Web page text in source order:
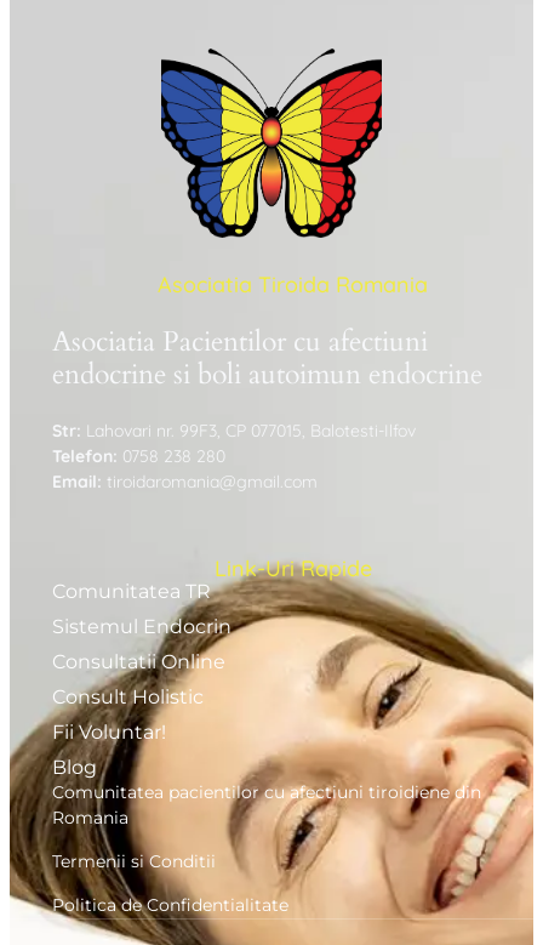
Asociatia Tiroida Romania
Asociatia Pacientilor cu afectiuni
endocrine si boli autoimun endocrine
Str: Lahovari nr. 99F3, CP 077015, Balotesti-Ilfov
Telefon: 0758 238 280
Email: tiroidaromania@gmail.com
Link-Uri Rapide
Comunitatea TR
Sistemul Endocrin
Consultatii Online
Consult Holistic
Fii Voluntar!
Blog
Comunitatea pacientilor cu afectiuni tiroidiene din
Romania
Termenii si Conditii
Politica de Confidentialitate